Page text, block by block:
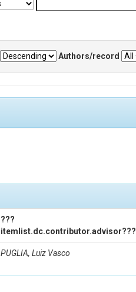
Authors/record
???
itemlist.dc.contributor.advisor???
PUGLIA, Luiz Vasco